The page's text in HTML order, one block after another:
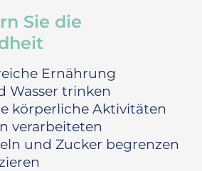
Sie die
Ernährung
Wasser trinken
körperliche Aktivitäten
verarbeiteten
und Zucker begrenzen